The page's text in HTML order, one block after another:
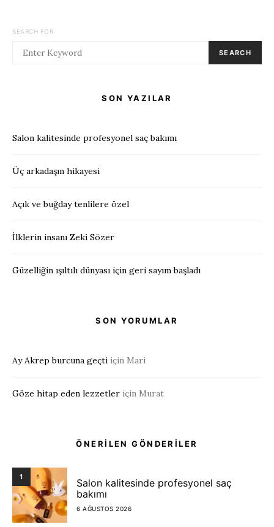
SEARCH FOR:
SEARCH
SON YAZILAR
Salon kalitesinde profesyonel saç bakımı
Üç arkadaşın hikayesi
Açık ve buğday tenlilere özel
İlklerin insanı Zeki Sözer
Güzelliğin ışıltılı dünyası için geri sayım başladı
SON YORUMLAR
Ay Akrep burcuna geçti için Mari
Göze hitap eden lezzetler için Murat
ÖNERİLEN GÖNDERİLER
1
Salon kalitesinde profesyonel saç
bakımı
6 AĞUSTOS 2026